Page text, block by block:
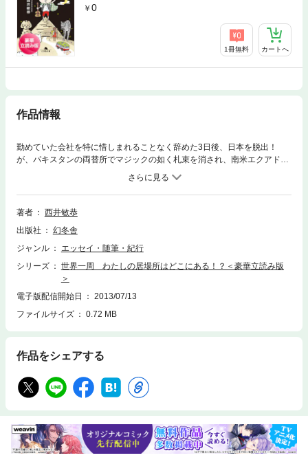
0
1冊無料 カートへ
作品情報
勤めていた会社を特に惜しまれることなく辞めた3日後、日本を脱出！
が、パキスタンの両替所でマジックの如く札束を消され、南米エクアドル
では偽の赤道を跨がされる。アフリカの山中で交通事故に遭い、アマゾン
川の船中では寝場所さえ奪われて……。なぜか次第にクセになる完全アウ
ェイの一人旅。ときどき笑えて、たびたび呆れる旅エッセイ。本ファイル
は幻冬舎文庫『世界一周 わたしの居場所はどこにある!?』の全254ペー
品版も、ぜひ各電子書店でご購入下さい。
著者
西井敏恭
出版社
幻冬舎
ジャンル
エッセイ・随筆・紀行
シリーズ
世界一周 わたしの居場所はどこにある！？＜豪華立読み版
＞
電子版配信開始日
2013/07/13
ファイルサイズ
0.72 MB
作品をシェアする